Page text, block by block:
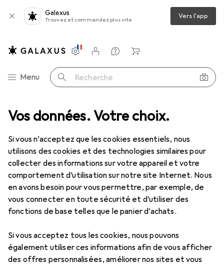
Vos données. Votre choix.
Si vous n’acceptez que les cookies essentiels, nous
utilisons des cookies et des technologies similaires pour
collecter des informations sur votre appareil et votre
comportement d’utilisation sur notre site Internet. Nous
en avons besoin pour vous permettre, par exemple, de
vous connecter en toute sécurité et d’utiliser des
fonctions de base telles que le panier d’achats.
Si vous acceptez tous les cookies, nous pouvons
également utiliser ces informations afin de vous afficher
des offres personnalisées, améliorer nos sites et vous
Galaxus
Trouvez et commandez plus vite Vers l'app
Navigation par catégorie
Menu Recherche
Paramètres
Compte client
Listes de comparaison
Listes d'envies
Panier
Tout l'assortiment IT + multimédia TV + home cinéma
TV
ProduitsForum